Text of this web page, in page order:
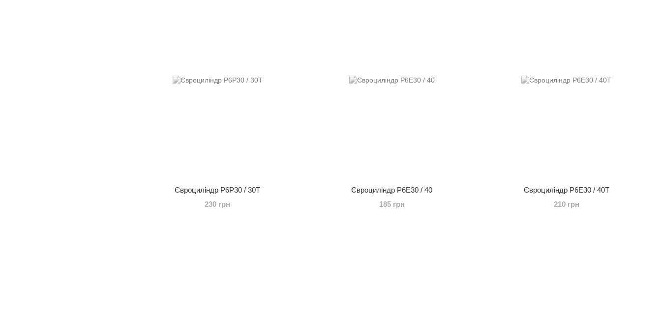
Євроциліндр P6P30 / 30T
230 грн
Євроциліндр P6E30 / 40
185 грн
Євроциліндр P6E30 / 40T
210 грн